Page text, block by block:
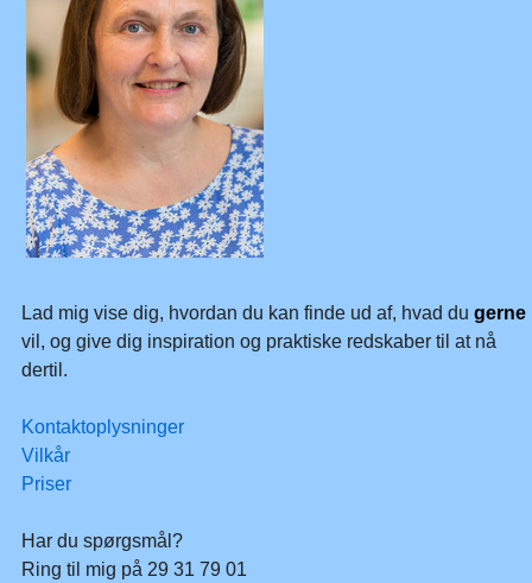
Lad mig vise dig, hvordan du kan finde ud af, hvad du gerne
vil, og give dig inspiration og praktiske redskaber til at nå
dertil.
Kontaktoplysninger
Vilkår
Priser
Har du spørgsmål?
Ring til mig på 29 31 79 01